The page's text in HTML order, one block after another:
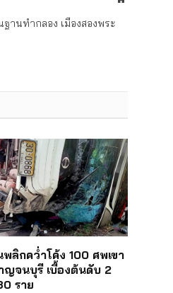
านทำกลอง เมืองสองพระ
ลิกคว่ำโค้ง 100 ศพเขา
ญจนบุรี เบื้องต้นดับ 2
ราย